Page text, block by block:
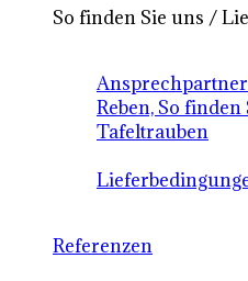
So finden Sie uns /
Reben, So finden
Tafeltrauben
Referenzen